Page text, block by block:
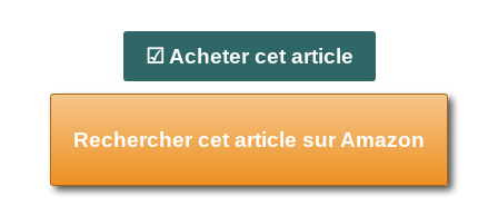
☑ Acheter cet article
Rechercher cet article sur Amazon